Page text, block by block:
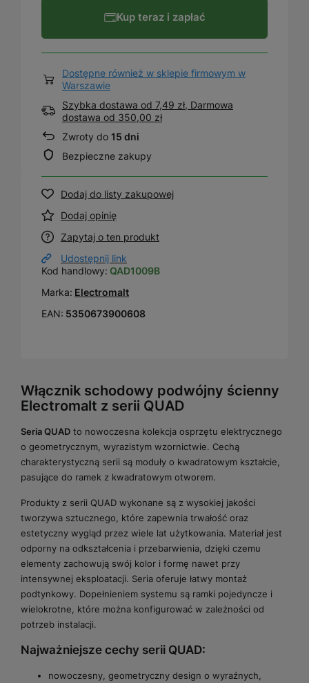
Kup teraz i zapłać
Dostępne również w sklepie firmowym w
Warszawie
Szybka dostawa od 7,49 zł, Darmowa
dostawa od 350,00 zł
Zwroty do 15 dni
Bezpieczne zakupy
Dodaj do listy zakupowej
Dodaj opinię
Zapytaj o ten produkt
Udostępnij link
Kod handlowy: QAD1009B
Marka: Electromalt
EAN: 5350673900608
Włącznik schodowy podwójny ścienny
Electromalt z serii QUAD
Seria QUAD to nowoczesna kolekcja osprzętu elektrycznego
o geometrycznym, wyrazistym wzornictwie. Cechą
charakterystyczną serii są moduły o kwadratowym kształcie,
pasujące do ramek z kwadratowym otworem.
Produkty z serii QUAD wykonane są z wysokiej jakości
tworzywa sztucznego, które zapewnia trwałość oraz
estetyczny wygląd przez wiele lat użytkowania. Materiał jest
odporny na odkształcenia i przebarwienia, dzięki czemu
elementy zachowują swój kolor i formę nawet przy
intensywnej eksploatacji. Seria oferuje łatwy montaż
podtynkowy. Dopełnieniem systemu są ramki pojedyncze i
wielokrotne, które można konfigurować w zależności od
potrzeb instalacji.
Najważniejsze cechy serii QUAD:
nowoczesny, geometryczny design o wyraźnych,